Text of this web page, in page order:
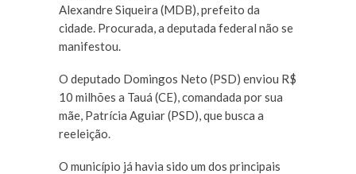
Alexandre Siqueira (MDB), prefeito da
cidade. Procurada, a deputada federal não se
manifestou.
O deputado Domingos Neto (PSD) enviou R$
10 milhões a Tauá (CE), comandada por sua
mãe, Patrícia Aguiar (PSD), que busca a
reeleição.
O município já havia sido um dos principais